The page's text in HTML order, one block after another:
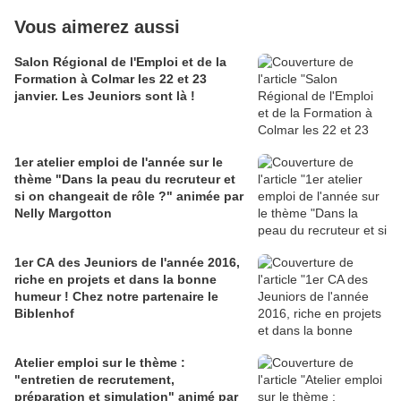
Vous aimerez aussi
Salon Régional de l'Emploi et de la
Formation à Colmar les 22 et 23
janvier. Les Jeuniors sont là !
1er atelier emploi de l'année sur le
thème "Dans la peau du recruteur et
si on changeait de rôle ?" animée par
Nelly Margotton
1er CA des Jeuniors de l'année 2016,
riche en projets et dans la bonne
humeur ! Chez notre partenaire le
Biblenhof
Atelier emploi sur le thème :
"entretien de recrutement,
préparation et simulation" animé par